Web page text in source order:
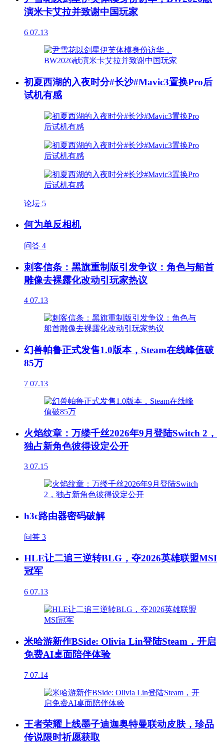
演米卡艾拉并致谢中国玩家
6 07.13
初夏西湖的入夜时分#长沙#Mavic3置换Pro后
试机有感
论坛 5
何为单反相机
问答 4
刺客信条：黑旗重制版引发争议：角色与船首
雕像去裸露化改动引玩家热议
4 07.13
幻兽帕鲁正式发售1.0版本，Steam在线峰值破
85万
7 07.13
火焰纹章：万缕千丝2026年9月登陆Switch 2，
独占新角色彼得设定公开
3 07.15
h3c路由器密码破解
问答 3
HLE让二追三逆转BLG，夺2026英雄联盟MSI
冠军
6 07.13
米哈游新作BSide: Olivia Lin登陆Steam，开启
免费AI桌面陪伴体验
7 07.14
王者荣耀上线墨子迪迦奥特曼联动皮肤，珍品
传说限时祈愿获取